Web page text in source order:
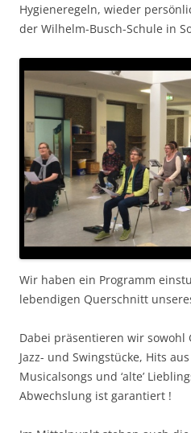
Hygieneregeln, wieder
der Wilhelm-Busch-Schule in
Wir haben ein Programm
lebendigen Querschnitt
Dabei präsentieren wir sowohl
Jazz- und Swingstücke, Hits
Musicalsongs und ‘alte’
Abwechslung ist garantiert !